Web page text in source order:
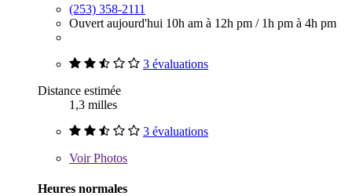
(253) 358-2111
Ouvert aujourd'hui 10h am à 12h pm / 1h pm à 4h pm
3 évaluations
Distance estimée
1,3 milles
3 évaluations
VoirPhotos
Heures normales